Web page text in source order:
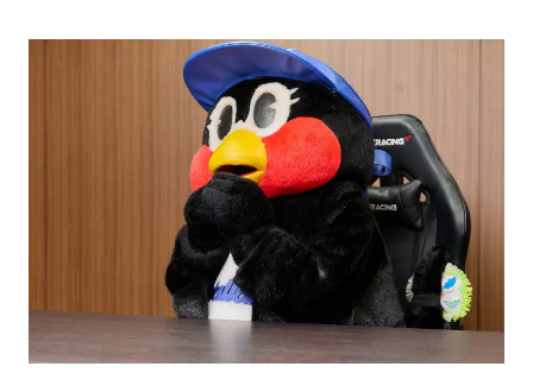
運営会社 プライバシーポリシー お問い合わせ
O-EN事例
エンタメ ラジエール
ヤクルトスワローズ 応援メシ